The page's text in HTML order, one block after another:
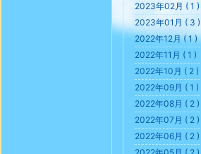
2023年02月 ( 1 )
2023年01月 ( 3 )
2022年12月 ( 1 )
2022年11月 ( 1 )
2022年10月 ( 2 )
2022年09月 ( 1 )
2022年08月 ( 2 )
2022年07月 ( 2 )
2022年06月 ( 2 )